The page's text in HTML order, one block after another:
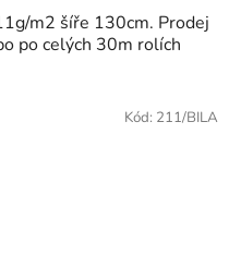
m2 šíře 130cm. Prodej
po celých 30m rolích
Kód: 211/BILA